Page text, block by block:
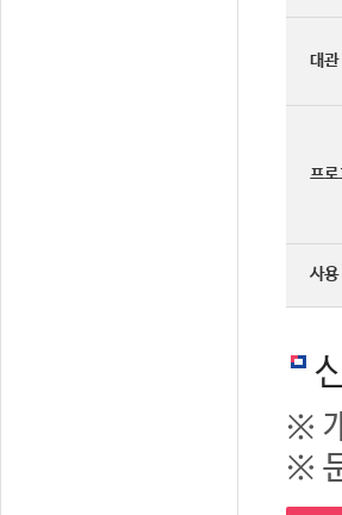
대관
프로
사용
※
※